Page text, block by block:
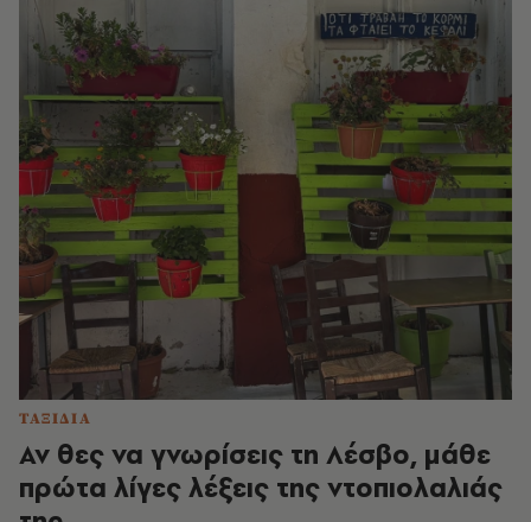
ΤΑΞΙΔΙΑ
Αν θες να γνωρίσεις τη Λέσβο, μάθε
πρώτα λίγες λέξεις της ντοπιολαλιάς